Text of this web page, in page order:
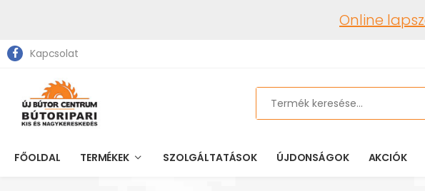
Online
Kapcsolat
Search
FŐOLDAL TERMÉKEK SZOLGÁLTATÁSOK ÚJDONSÁGOK AKCIÓK